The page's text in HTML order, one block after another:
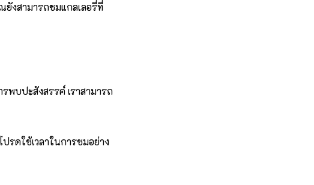
งสามารถชมแกลเลอรี่ที่
พบปะสังสรรค์ เราสามารถ
รดใช้เวลาในการชมอย่าง